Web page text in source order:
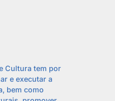
Cultura tem por
e executar a
bem como